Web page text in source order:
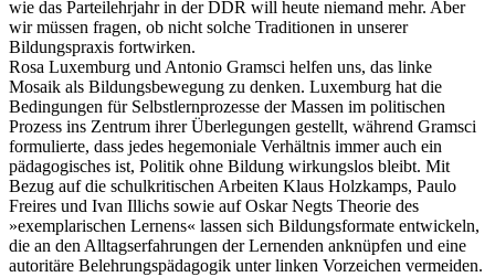
wie das Parteilehrjahr in der DDR will heute niemand mehr. Aber
wir müssen fragen, ob nicht solche Traditionen in unserer
Bildungspraxis fortwirken.
Rosa Luxemburg und Antonio Gramsci helfen uns, das linke
Mosaik als Bildungsbewegung zu denken. Luxemburg hat die
Bedingungen für Selbstlernprozesse der Massen im politischen
Prozess ins Zentrum ihrer Überlegungen gestellt, während Gramsci
formulierte, dass jedes hegemoniale Verhältnis immer auch ein
pädagogisches ist, Politik ohne Bildung wirkungslos bleibt. Mit
Bezug auf die schulkritischen Arbeiten Klaus Holzkamps, Paulo
Freires und Ivan Illichs sowie auf Oskar Negts Theorie des
»exemplarischen Lernens« lassen sich Bildungsformate entwickeln,
die an den Alltagserfahrungen der Lernenden anknüpfen und eine
autoritäre Belehrungspädagogik unter linken Vorzeichen vermeiden.